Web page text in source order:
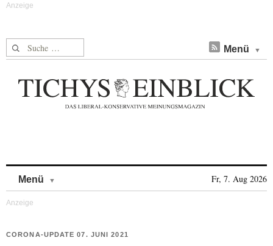
Suche nach: Menü
Menü Fr, 7. Aug 2026
CORONA-UPDATE 07. JUNI 2021